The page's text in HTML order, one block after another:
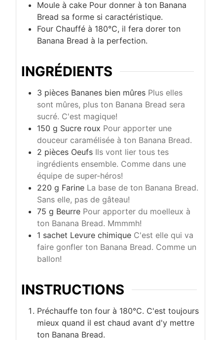
Moule à cake Pour donner à ton Banana
Bread sa forme si caractéristique.
Four Chauffé à 180°C, il fera dorer ton
Banana Bread à la perfection.
INGRÉDIENTS
3 pièces Bananes bien mûres Plus elles
sont mûres, plus ton Banana Bread sera
sucré. C'est magique!
150 g Sucre roux Pour apporter une
douceur caramélisée à ton Banana Bread.
2 pièces Oeufs Ils vont lier tous tes
ingrédients ensemble. Comme dans une
équipe de super-héros!
220 g Farine La base de ton Banana Bread.
Sans elle, pas de gâteau!
75 g Beurre Pour apporter du moelleux à
ton Banana Bread. Mmmmh!
1 sachet Levure chimique C'est elle qui va
faire gonfler ton Banana Bread. Comme un
ballon!
INSTRUCTIONS
Préchauffe ton four à 180°C. C'est toujours
mieux quand il est chaud avant d'y mettre
ton Banana Bread.